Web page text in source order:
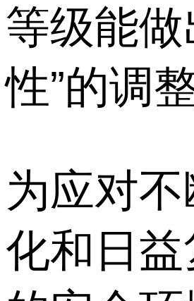
等级能做
性”的调整
为应对
化和日